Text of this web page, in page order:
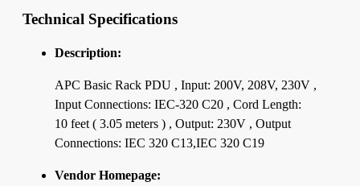
Technical Specifications
Description:
APC Basic Rack PDU , Input: 200V, 208V, 230V ,
Input Connections: IEC-320 C20 , Cord Length:
10 feet ( 3.05 meters ) , Output: 230V , Output
Connections: IEC 320 C13,IEC 320 C19
Vendor Homepage: